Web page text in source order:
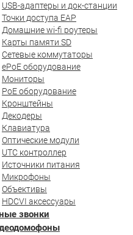
USB-адаптеры и док-станции
Точки доступа EAP
Домашние wi-fi роутеры
Карты памяти SD
Сетевые коммутаторы
ePoE оборудование
Мониторы
PoE оборудование
Кронштейны
Декодеры
Клавиатура
Оптические модули
UTC контроллер
Источники питания
Микрофоны
Объективы
HDCVI аксессуары
звонки